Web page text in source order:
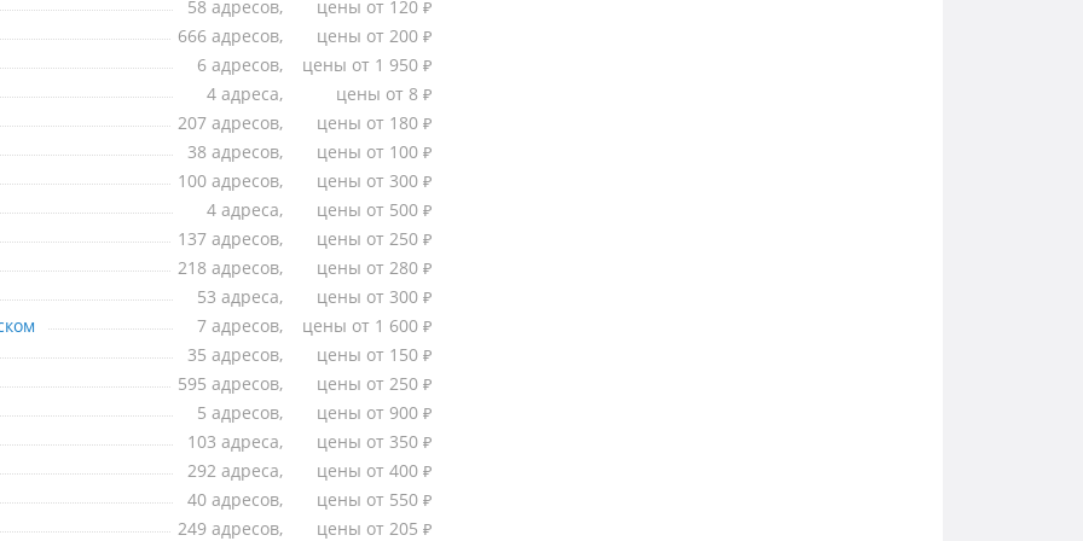
58 адресов, цены от 120 ₽
666 адресов, цены от 200 ₽
6 адресов, цены от 1 950 ₽
4 адреса, цены от 8 ₽
207 адресов, цены от 180 ₽
38 адресов, цены от 100 ₽
100 адресов, цены от 300 ₽
4 адреса, цены от 500 ₽
137 адресов, цены от 250 ₽
218 адресов, цены от 280 ₽
53 адреса, цены от 300 ₽
7 адресов, цены от 1 600 ₽
35 адресов, цены от 150 ₽
595 адресов, цены от 250 ₽
5 адресов, цены от 900 ₽
103 адреса, цены от 350 ₽
292 адреса, цены от 400 ₽
40 адресов, цены от 550 ₽
249 адресов, цены от 205 ₽